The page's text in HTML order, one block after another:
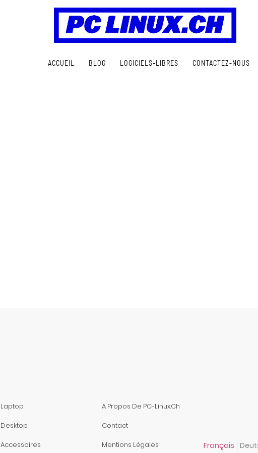
ACCUEIL BLOG LOGICIELS-LIBRES CONTACTEZ-NOUS
Laptop
Desktop
Accessoires
A Propos De PC-Linux.ch
Contact
Mentions Légales
Français